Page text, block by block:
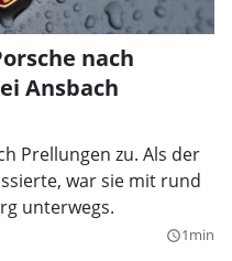
nach
Ansbach
Prellungen zu. Als der
war sie mit rund
unterwegs.
query_builder1min